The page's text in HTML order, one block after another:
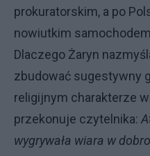
prokuratorskim, a po
nowiutkim
Dlaczego Żaryn
zbudować sugestywny
religijnym charakterze
przekonuje czytelnika:
wygrywała wiara w